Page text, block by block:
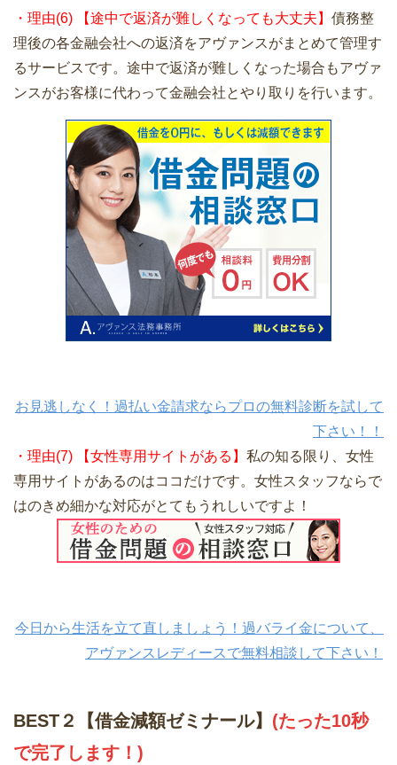
・理由(6) 【途中で返済が難しくなっても大丈夫】 債務整
理後の各金融会社への返済をアヴァンスがまとめて管理す
るサービスです。途中で返済が難しくなった場合もアヴァ
ンスがお客様に代わって金融会社とやり取りを行います。
お見逃しなく！過払い金請求ならプロの無料診断を試して
下さい！！
・理由(7) 【女性専用サイトがある】 私の知る限り、女性
専用サイトがあるのはココだけです。女性スタッフならで
はのきめ細かな対応がとてもうれしいですよ！
今日から生活を立て直しましょう！過バライ金について、
アヴァンスレディースで無料相談して下さい！
BEST２【借金減額ゼミナール】 (たった10秒
で完了します！)